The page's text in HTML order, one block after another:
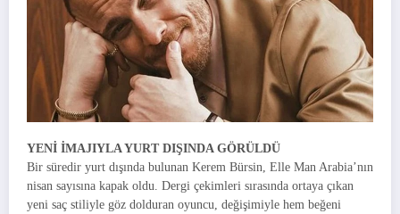
YENİ İMAJIYLA YURT DIŞINDA GÖRÜLDÜ
Bir süredir yurt dışında bulunan Kerem Bürsin, Elle Man Arabia’nın
nisan sayısına kapak oldu. Dergi çekimleri sırasında ortaya çıkan
yeni saç stiliyle göz dolduran oyuncu, değişimiyle hem beğeni